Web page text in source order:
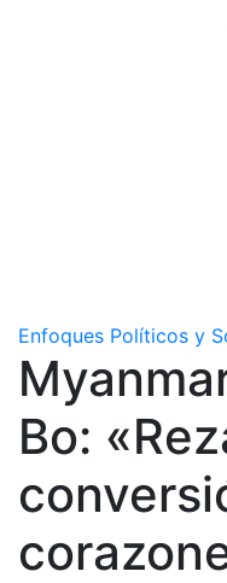
Enfoques Políticos y
Bo: